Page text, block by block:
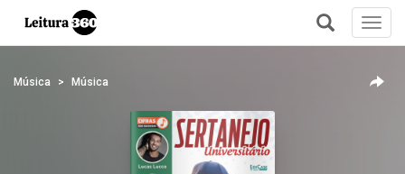
+
Música Música